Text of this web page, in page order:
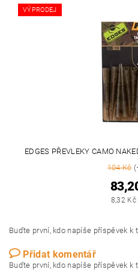
VÝPRODEJ
EDGES PŘEVLEKY CAMO
104 Kč
8,32
Buďte první, kdo napíše příspěvek k
Přidat komentář
Buďte první, kdo napíše příspěvek k